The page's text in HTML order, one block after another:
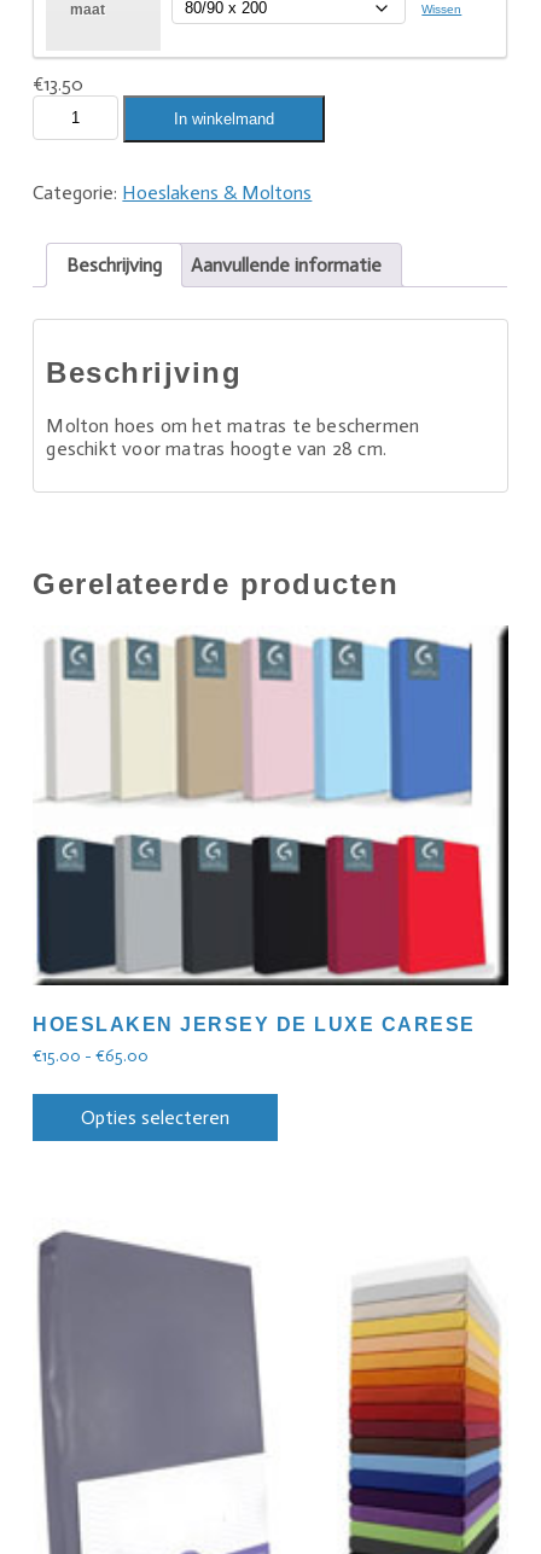
maat Wissen
€13.50
In winkelmand
Categorie: Hoeslakens & Moltons
Beschrijving Aanvullende informatie
Beschrijving
Molton hoes om het matras te beschermen
geschikt voor matras hoogte van 28 cm.
Gerelateerde producten
HOESLAKEN JERSEY DE LUXE CARESE
€15.00 - €65.00
Opties selecteren